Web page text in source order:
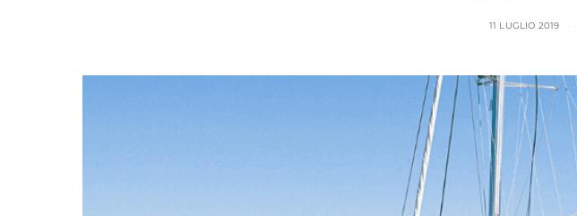
11 LUGLIO 2019